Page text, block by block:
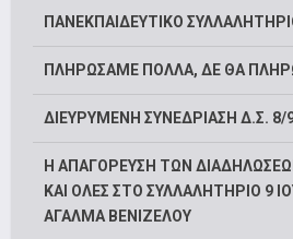
ΠΑΝΕΚΠΑΙΔΕΥΤΙΚΟ
ΠΛΗΡΩΣΑΜΕ ΠΟΛΛΑ, ΔΕ ΘΑ
ΔΙΕΥΡΥΜΕΝΗ ΣΥΝΕΔΡΙΑΣΗ Δ.Σ. 8/
Η ΑΠΑΓΟΡΕΥΣΗ ΤΩΝ
ΚΑΙ ΟΛΕΣ ΣΤΟ ΣΥΛΛΑΛΗΤΗΡΙΟ 9
ΑΓΑΛΜΑ ΒΕΝΙΖΕΛΟΥ